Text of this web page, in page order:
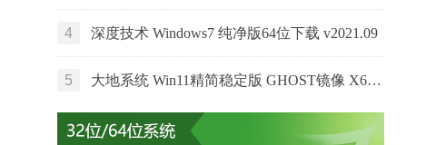
4 深度技术 Windows7 纯净版64位下载 v2021.09
5 大地系统 Win11精简稳定版 GHOST镜像 X64位 V2022.06下载